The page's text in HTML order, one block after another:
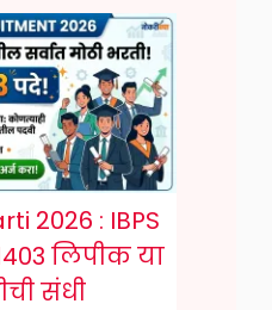
2026 : IBPS
लिपीक या
संधी